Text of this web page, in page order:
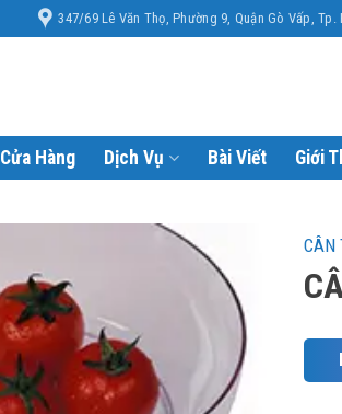
347/69 Lê Văn Thọ, Phường 9, Quận Gò Vấp, Tp.
Cửa Hàng Dịch Vụ Bài Viết Giới
CÂN